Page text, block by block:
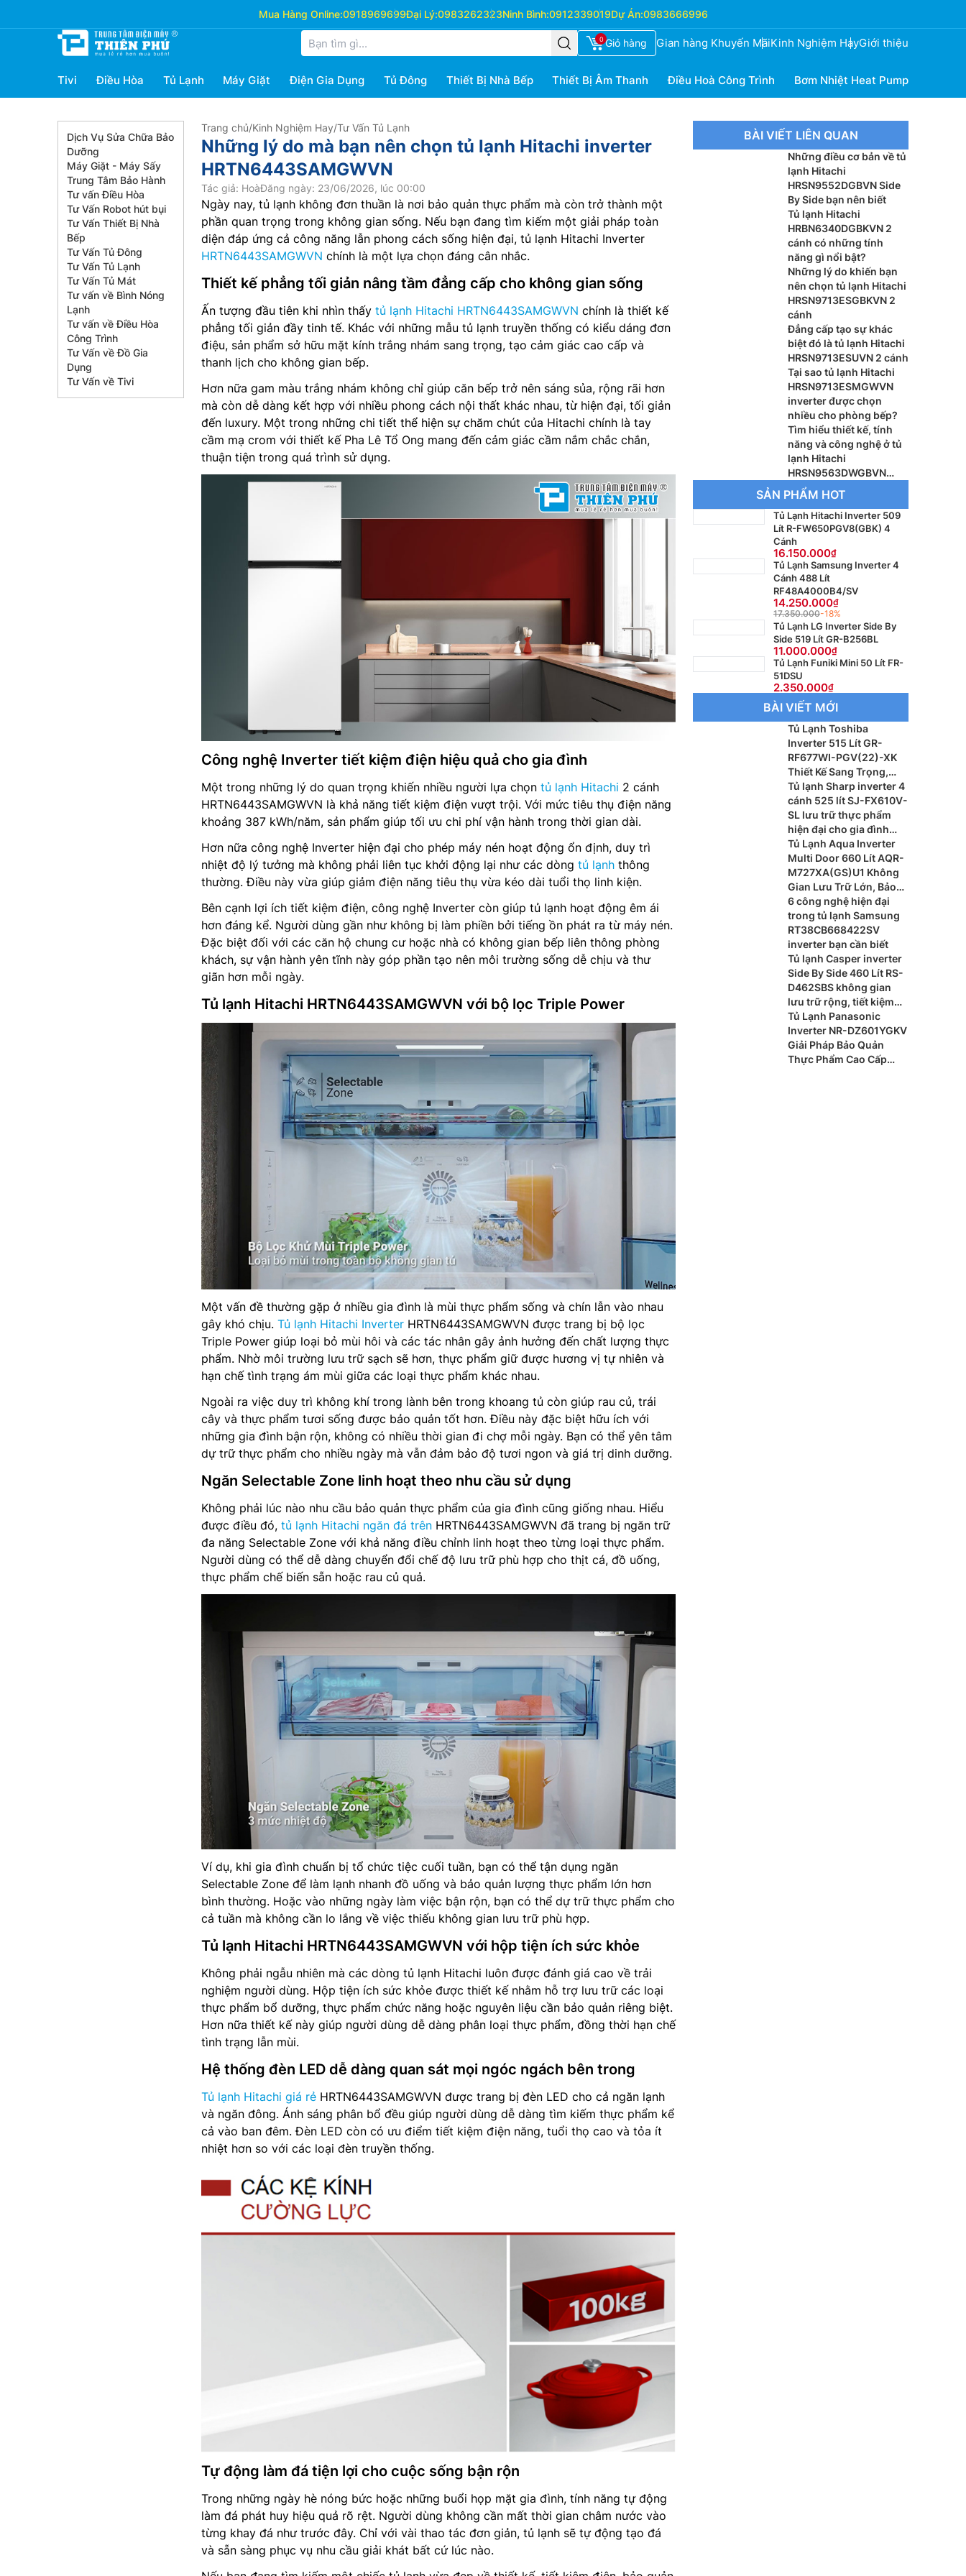
Mua Hàng Online:0918969699Đại Lý:0983262323Ninh Bình:0912339019Dự Án:0983666996
0 Giỏ hàng Gian hàng Khuyến MãiKinh Nghiệm HayGiới thiệu
Tivi Điều Hòa Tủ Lạnh Máy Giặt Điện Gia Dụng Tủ Đông Thiết Bị Nhà Bếp Thiết Bị Âm Thanh Điều Hoà Công Trình Bơm Nhiệt Heat Pump
Dịch Vụ Sửa Chữa Bảo
Dưỡng
Máy Giặt - Máy Sấy
Trung Tâm Bảo Hành
Tư vấn Điều Hòa
Tư Vấn Robot hút bụi
Tư Vấn Thiết Bị Nhà
Bếp
Tư Vấn Tủ Đông
Tư Vấn Tủ Lạnh
Tư Vấn Tủ Mát
Tư vấn về Bình Nóng
Lạnh
Tư vấn về Điều Hòa
Công Trình
Tư Vấn về Đồ Gia
Dụng
Tư Vấn về Tivi
Trang chủ/Kinh Nghiệm Hay/Tư Vấn Tủ Lạnh
Những lý do mà bạn nên chọn tủ lạnh Hitachi inverter
HRTN6443SAMGWVN
Tác giả: HoàĐăng ngày: 23/06/2026, lúc 00:00
Ngày nay, tủ lạnh không đơn thuần là nơi bảo quản thực phẩm mà còn trở thành một
phần quan trọng trong không gian sống. Nếu bạn đang tìm kiếm một giải pháp toàn
diện đáp ứng cả công năng lẫn phong cách sống hiện đại, tủ lạnh Hitachi Inverter
HRTN6443SAMGWVN chính là một lựa chọn đáng cân nhắc.
Thiết kế phẳng tối giản nâng tầm đẳng cấp cho không gian sống
Ấn tượng đầu tiên khi nhìn thấy tủ lạnh Hitachi HRTN6443SAMGWVN chính là thiết kế
phẳng tối giản đầy tinh tế. Khác với những mẫu tủ lạnh truyền thống có kiểu dáng đơn
điệu, sản phẩm sở hữu mặt kính trắng nhám sang trọng, tạo cảm giác cao cấp và
thanh lịch cho không gian bếp.
Hơn nữa gam màu trắng nhám không chỉ giúp căn bếp trở nên sáng sủa, rộng rãi hơn
mà còn dễ dàng kết hợp với nhiều phong cách nội thất khác nhau, từ hiện đại, tối giản
đến luxury. Một trong những chi tiết thể hiện sự chăm chút của Hitachi chính là tay
cầm mạ crom với thiết kế Pha Lê Tổ Ong mang đến cảm giác cầm nắm chắc chắn,
thuận tiện trong quá trình sử dụng.
Công nghệ Inverter tiết kiệm điện hiệu quả cho gia đình
Một trong những lý do quan trọng khiến nhiều người lựa chọn tủ lạnh Hitachi 2 cánh
HRTN6443SAMGWVN là khả năng tiết kiệm điện vượt trội. Với mức tiêu thụ điện năng
khoảng 387 kWh/năm, sản phẩm giúp tối ưu chi phí vận hành trong thời gian dài.
Hơn nữa công nghệ Inverter hiện đại cho phép máy nén hoạt động ổn định, duy trì
nhiệt độ lý tưởng mà không phải liên tục khởi động lại như các dòng tủ lạnh thông
thường. Điều này vừa giúp giảm điện năng tiêu thụ vừa kéo dài tuổi thọ linh kiện.
Bên cạnh lợi ích tiết kiệm điện, công nghệ Inverter còn giúp tủ lạnh hoạt động êm ái
hơn đáng kể. Người dùng gần như không bị làm phiền bởi tiếng ồn phát ra từ máy nén.
Đặc biệt đối với các căn hộ chung cư hoặc nhà có không gian bếp liên thông phòng
khách, sự vận hành yên tĩnh này góp phần tạo nên môi trường sống dễ chịu và thư
giãn hơn mỗi ngày.
Tủ lạnh Hitachi HRTN6443SAMGWVN với bộ lọc Triple Power
Một vấn đề thường gặp ở nhiều gia đình là mùi thực phẩm sống và chín lẫn vào nhau
gây khó chịu. Tủ lạnh Hitachi Inverter HRTN6443SAMGWVN được trang bị bộ lọc
Triple Power giúp loại bỏ mùi hôi và các tác nhân gây ảnh hưởng đến chất lượng thực
phẩm. Nhờ môi trường lưu trữ sạch sẽ hơn, thực phẩm giữ được hương vị tự nhiên và
hạn chế tình trạng ám mùi giữa các loại thực phẩm khác nhau.
Ngoài ra việc duy trì không khí trong lành bên trong khoang tủ còn giúp rau củ, trái
cây và thực phẩm tươi sống được bảo quản tốt hơn. Điều này đặc biệt hữu ích với
những gia đình bận rộn, không có nhiều thời gian đi chợ mỗi ngày. Bạn có thể yên tâm
dự trữ thực phẩm cho nhiều ngày mà vẫn đảm bảo độ tươi ngon và giá trị dinh dưỡng.
Ngăn Selectable Zone linh hoạt theo nhu cầu sử dụng
Không phải lúc nào nhu cầu bảo quản thực phẩm của gia đình cũng giống nhau. Hiểu
được điều đó, tủ lạnh Hitachi ngăn đá trên HRTN6443SAMGWVN đã trang bị ngăn trữ
đa năng Selectable Zone với khả năng điều chỉnh linh hoạt theo từng loại thực phẩm.
Người dùng có thể dễ dàng chuyển đổi chế độ lưu trữ phù hợp cho thịt cá, đồ uống,
thực phẩm chế biến sẵn hoặc rau củ quả.
Ví dụ, khi gia đình chuẩn bị tổ chức tiệc cuối tuần, bạn có thể tận dụng ngăn
Selectable Zone để làm lạnh nhanh đồ uống và bảo quản lượng thực phẩm lớn hơn
bình thường. Hoặc vào những ngày làm việc bận rộn, bạn có thể dự trữ thực phẩm cho
cả tuần mà không cần lo lắng về việc thiếu không gian lưu trữ phù hợp.
Tủ lạnh Hitachi HRTN6443SAMGWVN với hộp tiện ích sức khỏe
Không phải ngẫu nhiên mà các dòng tủ lạnh Hitachi luôn được đánh giá cao về trải
nghiệm người dùng. Hộp tiện ích sức khỏe được thiết kế nhằm hỗ trợ lưu trữ các loại
thực phẩm bổ dưỡng, thực phẩm chức năng hoặc nguyên liệu cần bảo quản riêng biệt.
Hơn nữa thiết kế này giúp người dùng dễ dàng phân loại thực phẩm, đồng thời hạn chế
tình trạng lẫn mùi.
Hệ thống đèn LED dễ dàng quan sát mọi ngóc ngách bên trong
Tủ lạnh Hitachi giá rẻ HRTN6443SAMGWVN được trang bị đèn LED cho cả ngăn lạnh
và ngăn đông. Ánh sáng phân bổ đều giúp người dùng dễ dàng tìm kiếm thực phẩm kể
cả vào ban đêm. Đèn LED còn có ưu điểm tiết kiệm điện năng, tuổi thọ cao và tỏa ít
nhiệt hơn so với các loại đèn truyền thống.
Tự động làm đá tiện lợi cho cuộc sống bận rộn
Trong những ngày hè nóng bức hoặc những buổi họp mặt gia đình, tính năng tự động
làm đá phát huy hiệu quả rõ rệt. Người dùng không cần mất thời gian châm nước vào
từng khay đá như trước đây. Chỉ với vài thao tác đơn giản, tủ lạnh sẽ tự động tạo đá
và sẵn sàng phục vụ nhu cầu giải khát bất cứ lúc nào.
BÀI VIẾT LIÊN QUAN
Những điều cơ bản về tủ
lạnh Hitachi
HRSN9552DGBVN Side
By Side bạn nên biết
Tủ lạnh Hitachi
HRBN6340DGBKVN 2
cánh có những tính
năng gì nổi bật?
Những lý do khiến bạn
nên chọn tủ lạnh Hitachi
HRSN9713ESGBKVN 2
cánh
Đẳng cấp tạo sự khác
biệt đó là tủ lạnh Hitachi
HRSN9713ESUVN 2 cánh
Tại sao tủ lạnh Hitachi
HRSN9713ESMGWVN
inverter được chọn
nhiều cho phòng bếp?
Tìm hiểu thiết kế, tính
năng và công nghệ ở tủ
lạnh Hitachi
HRSN9563DWGBVN
inverter
SẢN PHẨM HOT
Tủ Lạnh Hitachi Inverter 509
Lít R-FW650PGV8(GBK) 4
Cánh
16.150.000
Tủ Lạnh Samsung Inverter 4
Cánh 488 Lít
RF48A4000B4/SV
14.250.000
17.350.000-18%
Tủ Lạnh LG Inverter Side By
Side 519 Lít GR-B256BL
11.000.000
Tủ Lạnh Funiki Mini 50 Lít FR-
51DSU
2.350.000
BÀI VIẾT MỚI
Tủ Lạnh Toshiba
Inverter 515 Lít GR-
RF677WI-PGV(22)-XK
Thiết Kế Sang Trọng,
Bảo Quản Thực Phẩm
Thông Minh
Tủ lạnh Sharp inverter 4
cánh 525 lít SJ-FX610V-
SL lưu trữ thực phẩm
hiện đại cho gia đình
đông thành viên
Tủ Lạnh Aqua Inverter
Multi Door 660 Lít AQR-
M727XA(GS)U1 Không
Gian Lưu Trữ Lớn, Bảo
Quản Thực Phẩm Tối Ưu
6 công nghệ hiện đại
trong tủ lạnh Samsung
RT38CB668422SV
inverter bạn cần biết
Tủ lạnh Casper inverter
Side By Side 460 Lít RS-
D462SBS không gian
lưu trữ rộng, tiết kiệm
điện hiệu quả ch gia
đình hiện đại
Tủ Lạnh Panasonic
Inverter NR-DZ601YGKV
Giải Pháp Bảo Quản
Thực Phẩm Cao Cấp